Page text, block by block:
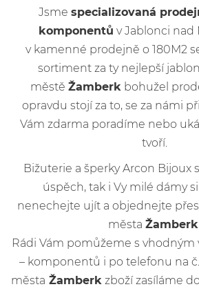
Jsme specializovaná
komponentů v Jablonci nad
v kamenné prodejně o 180M2
sortiment za ty nejlepší
městě Žamberk bohužel
opravdu stojí za to, se za námi
Vám zdarma poradíme nebo
tvoří.
Bižuterie a šperky Arcon Bijoux
úspěch, tak i Vy milé dámy
nenechejte ujít a objednejte
města Žamberk
Rádi Vám pomůžeme s
– komponentů i po telefonu na
města Žamberk zboží zasíláme